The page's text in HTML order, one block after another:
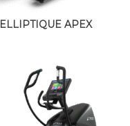
ELLIPTIQUE APEX